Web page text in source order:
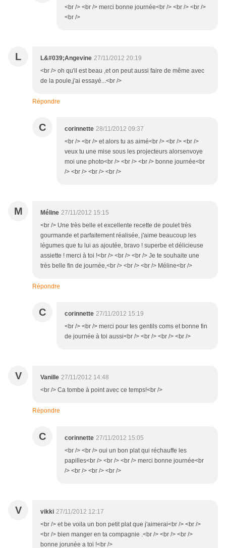
<br /> <br /> merci bonne journée<br /> <br /> <br />
<br />
L L&#039;Angevine 27/11/2012 20:19
<br /> oh qu'il est beau ,et on peut aussi faire de même avec
de la poule,j'ai essayé...<br />
Répondre
C corinnette 28/11/2012 09:37
<br /> <br /> et alors tu as aimé<br /> <br /> <br />
veux tu une mise sous les projecteurs alorsenvoye
moi une photo<br /> <br /> <br /> bonne journée<br
/> <br /> <br /> <br />
M Méline 27/11/2012 15:15
<br /> Une très belle et excellente recette de poulet très
gourmande et parfaitement réalisée, j'aime beaucoup les
légumes que tu lui as ajoutée, bravo ! superbe et délicieuse
assiette ! merci à toi !<br /> <br /> <br /> Je te souhaite une
très belle fin de journée,<br /> <br /> <br /> Méline<br />
Répondre
C corinnette 27/11/2012 15:19
<br /> <br /> merci pour tes gentils coms et bonne fin
de journée à toi aussi<br /> <br /> <br /> <br />
V Vanille 27/11/2012 14:48
<br /> Ca tombe à point avec ce temps!<br />
Répondre
C corinnette 27/11/2012 15:05
<br /> <br /> oui un bon plat qui réchauffe les
papilles<br /> <br /> <br /> merci bonne journée<br
/> <br /> <br /> <br />
V vikki 27/11/2012 12:17
<br /> et be voila un bon petit plat que j'aimerai<br /> <br />
<br /> bien manger en ta compagnie .<br /> <br /> <br />
bonne jorunée a toi !<br />